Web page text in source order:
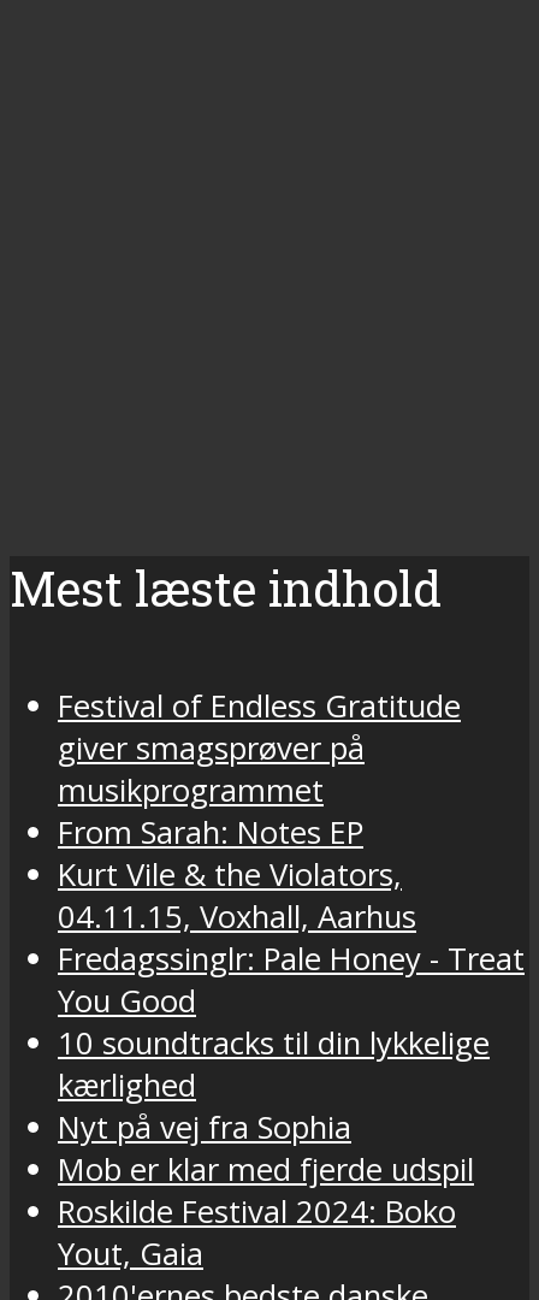
Mest læste indhold
Festival of Endless Gratitude
giver smagsprøver på
musikprogrammet
From Sarah: Notes EP
Kurt Vile & the Violators,
04.11.15, Voxhall, Aarhus
Fredagssinglr: Pale Honey - Treat
You Good
10 soundtracks til din lykkelige
kærlighed
Nyt på vej fra Sophia
Mob er klar med fjerde udspil
Roskilde Festival 2024: Boko
Yout, Gaia